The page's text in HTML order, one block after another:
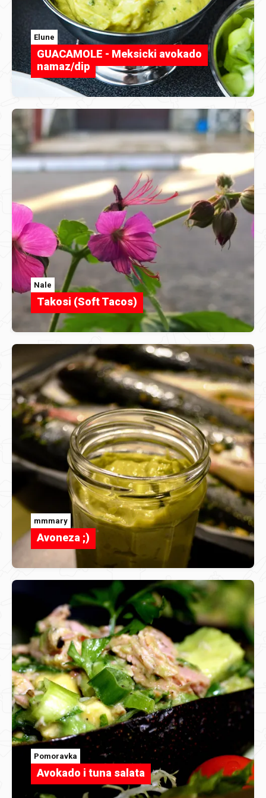
Elune
GUACAMOLE - Meksicki avokado
namaz/dip
Nale
Takosi (Soft Tacos)
mmmary
Avoneza ;)
Pomoravka
Avokado i tuna salata